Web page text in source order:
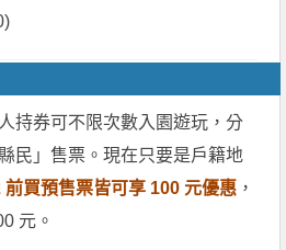
持券可不限次數入園遊玩，分
民」售票。現在只要是戶籍地
前買預售票皆可享 100 元優惠 ，
元。